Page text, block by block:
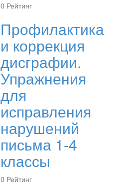
0 Рейтинг
Профилактика
и коррекция
дисграфии.
Упражнения
для
исправления
нарушений
письма 1-4
классы
0 Рейтинг